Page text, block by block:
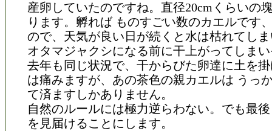
産卵していたのですね。直径20cmくらいの
ります。孵れば ものすごい数のカエルです
ので、天気が良い日が続くと水は枯れてし
オタマジャクシになる前に干上がってしま
去年も同じ状況で、干からびた卵達に土を
は痛みますが、あの茶色の親カエルは うっ
て済ますしかありません。
自然のルールには極力逆らわない。でも最
を見届けることにします。